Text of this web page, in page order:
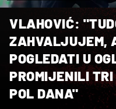
VLAHOVIĆ:
ZAHVALJUJEM,
POGLEDATI U
PROMIJENILI TRI
POL DANA"